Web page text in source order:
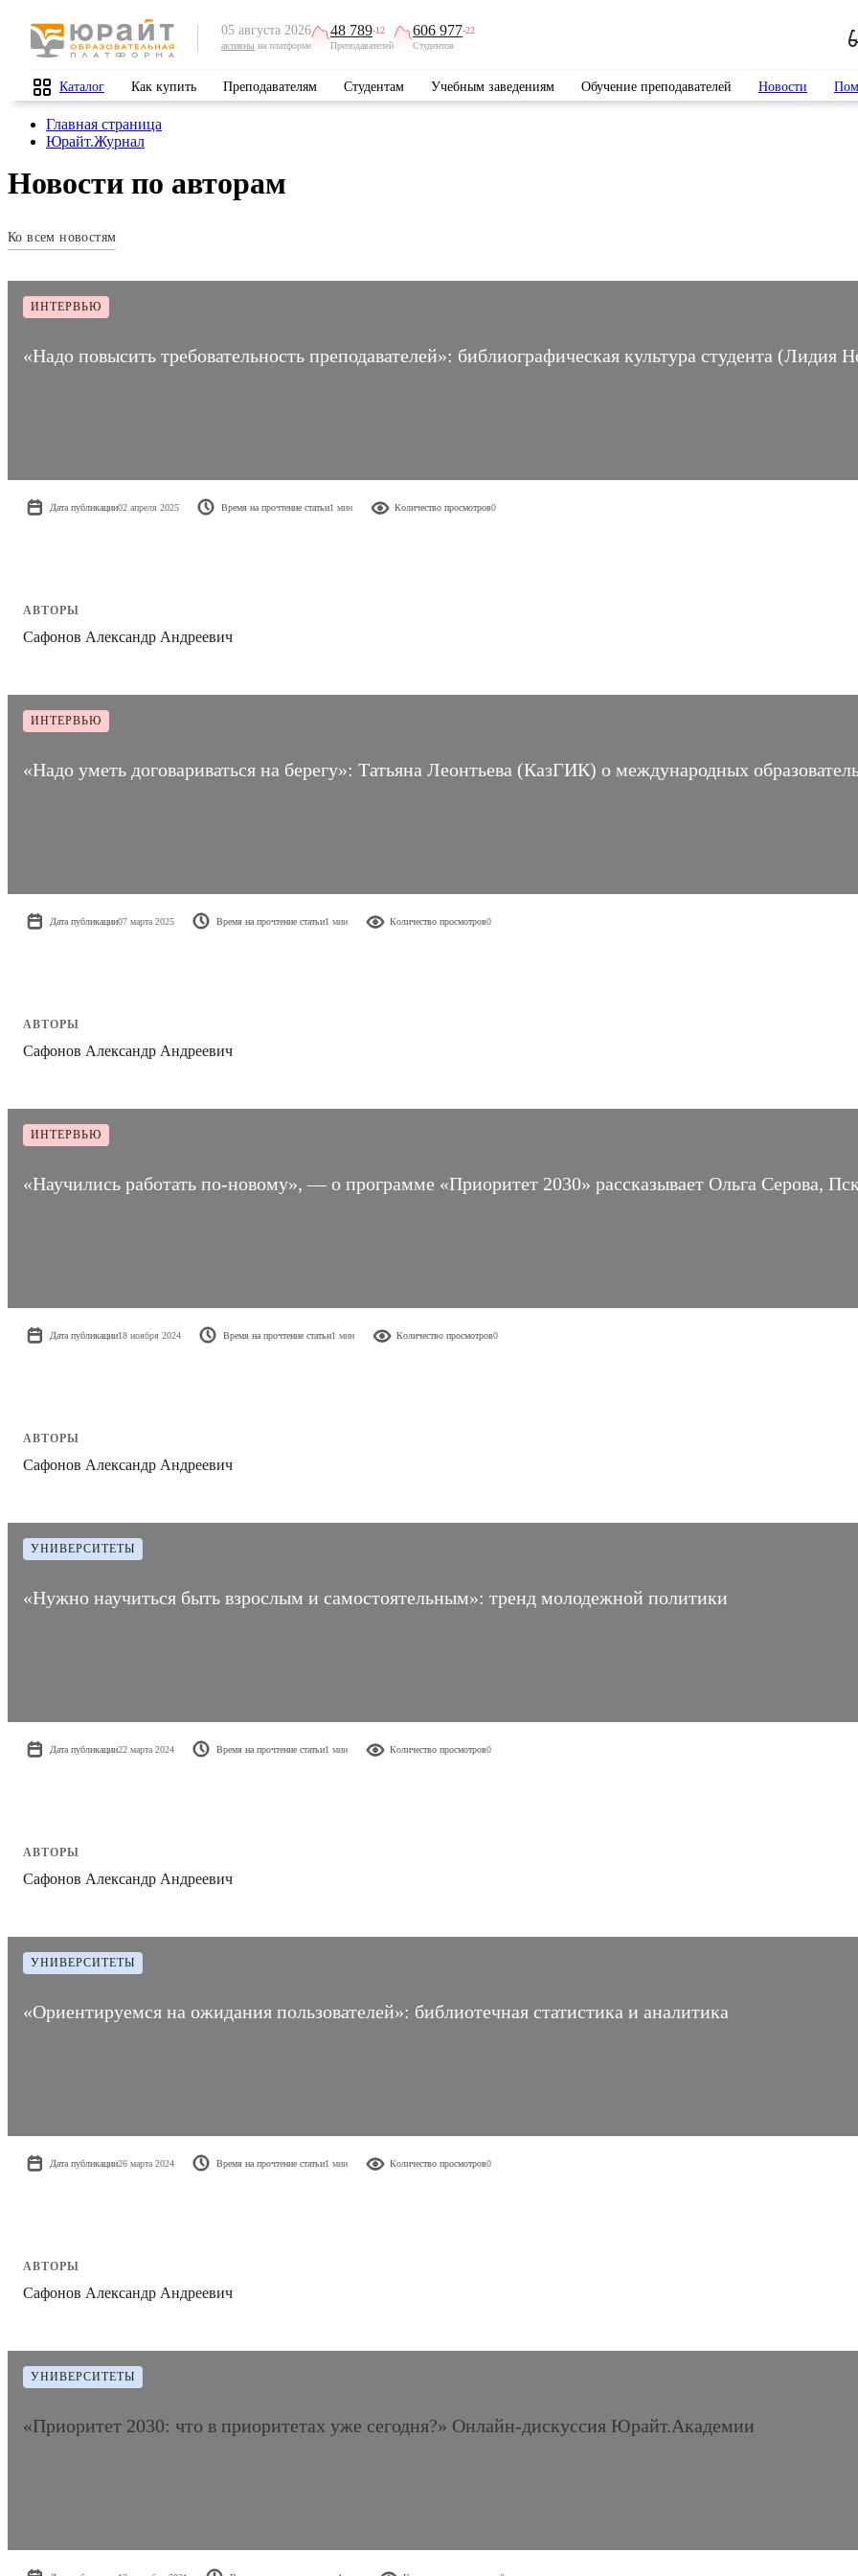
05 августа 2026
активны на платформе
48 789-12
Преподавателей
606 977-22
Студентов
Каталог Как купить Преподавателям Студентам Учебным заведениям Обучение преподавателей Новости
Главная страница
Юрайт.Журнал
Новости по авторам
Ко всем новостям
ИНТЕРВЬЮ
«Надо повысить требовательность преподавателей»: библиографическая культура студента
Дата публикации02 апреля 2025 Время на прочтение статьи1 мин Количество просмотров0
АВТОРЫ
Сафонов Александр Андреевич
ИНТЕРВЬЮ
«Надо уметь договариваться на берегу»: Татьяна Леонтьева (КазГИК) о международных
Дата публикации07 марта 2025 Время на прочтение статьи1 мин Количество просмотров0
АВТОРЫ
Сафонов Александр Андреевич
ИНТЕРВЬЮ
«Научились работать по-новому», — о программе «Приоритет 2030» рассказывает Ольга Серова,
Дата публикации18 ноября 2024 Время на прочтение статьи1 мин Количество просмотров0
АВТОРЫ
Сафонов Александр Андреевич
УНИВЕРСИТЕТЫ
«Нужно научиться быть взрослым и самостоятельным»: тренд молодежной политики
Дата публикации22 марта 2024 Время на прочтение статьи1 мин Количество просмотров0
АВТОРЫ
Сафонов Александр Андреевич
УНИВЕРСИТЕТЫ
«Ориентируемся на ожидания пользователей»: библиотечная статистика и аналитика
Дата публикации26 марта 2024 Время на прочтение статьи1 мин Количество просмотров0
АВТОРЫ
Сафонов Александр Андреевич
УНИВЕРСИТЕТЫ
«Приоритет 2030: что в приоритетах уже сегодня?» Онлайн-дискуссия Юрайт.Академии